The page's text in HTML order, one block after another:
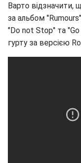
Варто відзначити,
за альбом
"Do not Stop" та "Go
гурту за версією